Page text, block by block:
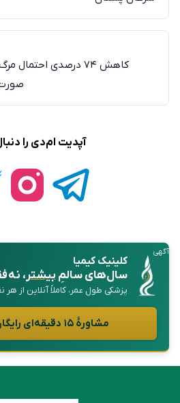
کاهش ۷۴ درصدی
آپدیت ام‌دی را
آگهی
کلینیک کیمیا
سال‌های سالمِبیشتر، نه
پزشکی طول عمر، کاملاً آنلاین از
مشاورهٔ ۱۵ دقیقه‌ای رایگان در واتساپ